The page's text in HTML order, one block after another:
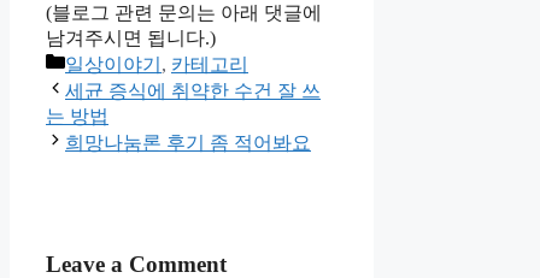
(블로그 관련 문의는 아래 댓글에
남겨주시면 됩니다.)
Categories
일상이야기 , 카테고리
세균 증식에 취약한 수건 잘 쓰
는 방법
희망나눔론 후기 좀 적어봐요
Leave a Comment